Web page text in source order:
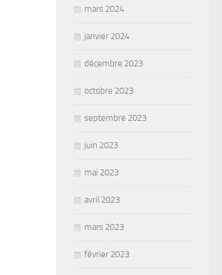
mars 2024
janvier 2024
décembre 2023
octobre 2023
septembre 2023
juin 2023
mai 2023
avril 2023
mars 2023
février 2023